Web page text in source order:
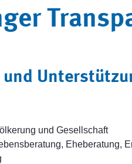
und
und Gesellschaft
Eheberatung,